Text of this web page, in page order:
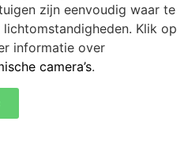
zijn eenvoudig waar te
Klik op
informatie over
camera’s.